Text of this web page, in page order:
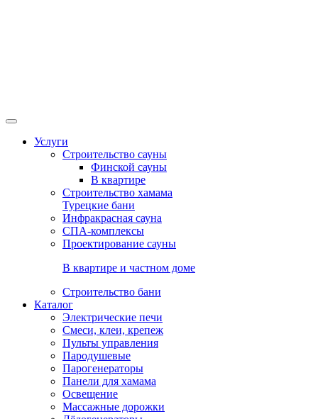
Услуги
Строительство сауны
Финской сауны
В квартире
Строительство хамама
Турецкие бани
Инфракрасная сауна
СПА-комплексы
Проектирование сауны
В квартире и частном доме
Строительство бани
Каталог
Электрические печи
Смеси, клеи, крепеж
Пульты управления
Пародушевые
Парогенераторы
Панели для хамама
Освещение
Массажные дорожки